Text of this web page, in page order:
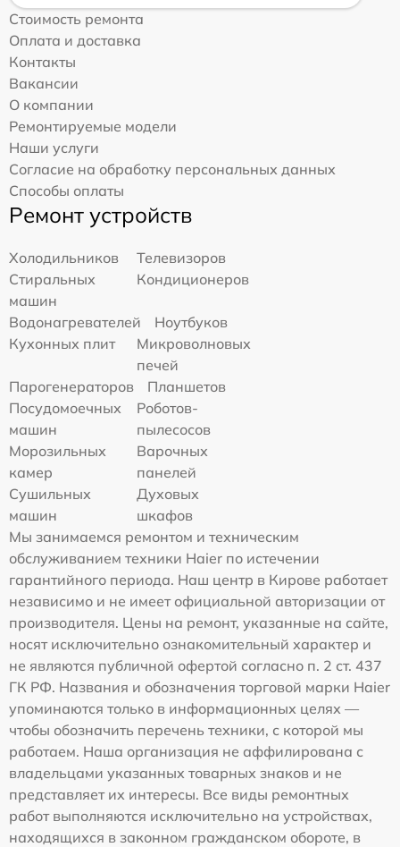
Стоимость ремонта
Оплата и доставка
Контакты
Вакансии
О компании
Ремонтируемые модели
Наши услуги
Согласие на обработку персональных данных
Способы оплаты
Ремонт устройств
Холодильников
Телевизоров
Стиральных
машин
Кондиционеров
Водонагревателей
Ноутбуков
Кухонных плит
Микроволновых
печей
Парогенераторов
Планшетов
Посудомоечных
машин
Роботов-
пылесосов
Морозильных
камер
Варочных
панелей
Сушильных
машин
Духовых
шкафов
Мы занимаемся ремонтом и техническим
обслуживанием техники Haier по истечении
гарантийного периода. Наш центр в Кирове работает
независимо и не имеет официальной авторизации от
производителя. Цены на ремонт, указанные на сайте,
носят исключительно ознакомительный характер и
не являются публичной офертой согласно п. 2 ст. 437
ГК РФ. Названия и обозначения торговой марки Haier
упоминаются только в информационных целях —
чтобы обозначить перечень техники, с которой мы
работаем. Наша организация не аффилирована с
владельцами указанных товарных знаков и не
представляет их интересы. Все виды ремонтных
работ выполняются исключительно на устройствах,
находящихся в законном гражданском обороте, в